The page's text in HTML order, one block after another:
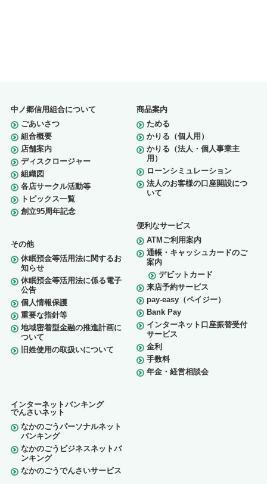
中ノ郷信用組合について
ごあいさつ
組合概要
店舗案内
ディスクロージャー
組織図
各店サークル活動等
トピックス一覧
創立95周年記念
その他
休眠預金等活用法に関するお
知らせ
休眠預金等活用法に係る電子
公告
個人情報保護
重要な指針等
地域密着型金融の推進計画に
ついて
旧姓使用の取扱いについて
商品案内
ためる
かりる（個人用）
かりる（法人・個人事業主
用）
ローンシミュレーション
法人のお客様の口座開設につ
いて
便利なサービス
ATMご利用案内
通帳・キャッシュカードのご
案内
デビットカード
来店予約サービス
pay-easy（ペイジー）
Bank Pay
インターネット口座振替受付
サービス
金利
手数料
年金・経営相談会
インターネットバンキング
でんさいネット
なかのごうパーソナルネット
バンキング
なかのごうビジネスネットバ
ンキング
なかのごうでんさいサービス